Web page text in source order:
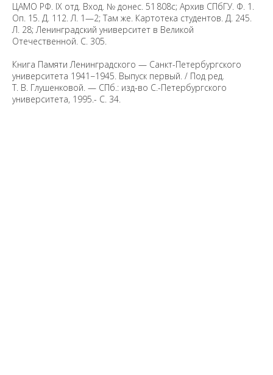
ЦАМО РФ. IX отд. Вход. № донес. 51 808с; Архив СПбГУ. Ф. 1.
Оп. 15. Д. 112. Л. 1—2; Там же. Картотека студентов. Д. 245.
Л. 28; Ленинградский университет в Великой
Отечественной. С. 305.
Книга Памяти Ленинградского — Санкт-Петербургского
университета 1941−1945. Выпуск первый. / Под ред.
Т. В. Глушенковой. — СПб.: изд-во С.-Петербургского
университета, 1995.- С. 34.